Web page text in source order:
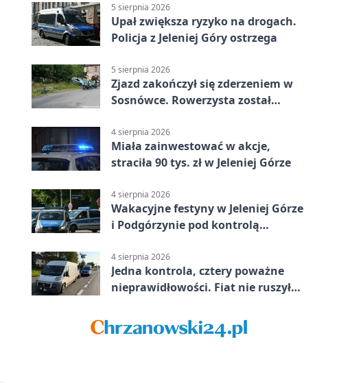
5 sierpnia 2026
Upał zwiększa ryzyko na drogach.
Policja z Jeleniej Góry ostrzega
5 sierpnia 2026
Zjazd zakończył się zderzeniem w
Sosnówce. Rowerzysta został
4 sierpnia 2026
Miała zainwestować w akcje,
straciła 90 tys. zł w Jeleniej Górze
4 sierpnia 2026
Wakacyjne festyny w Jeleniej Górze
i Podgórzynie pod kontrolą
4 sierpnia 2026
Jedna kontrola, cztery poważne
nieprawidłowości. Fiat nie ruszył